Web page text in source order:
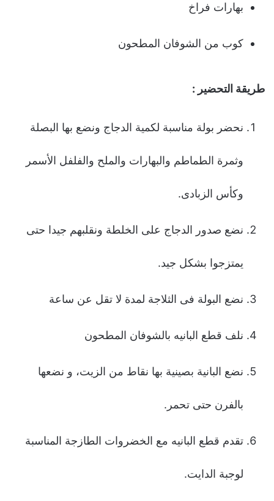
بهارات فراخ
كوب من الشوفان المطحون
طریقة التحضیر :
نحضر بولة مناسبة لكمیة الدجاج ونضع بها البصلة
وثمرة الطماطم والبهارات والملح والفلفل الأسمر
وكأس الزبادى.
نضع صدور الدجاج على الخلطة ونقلبهم جیدا حتى
یمتزجوا بشكل جید.
نضع البولة فى الثلاجة لمدة لا تقل عن ساعة
نلف قطع البانیه بالشوفان المطحون
نضع البانیة بصینیة بها نقاط من الزیت، و نضعها
بالفرن حتى تحمر.
تقدم قطع البانیه مع الخضروات الطازجة المناسبة
لوجبة الدایت.